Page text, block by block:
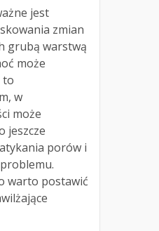
jest
zmian
grubą warstwą
może
to
w
może
jeszcze
porów i
warto postawić